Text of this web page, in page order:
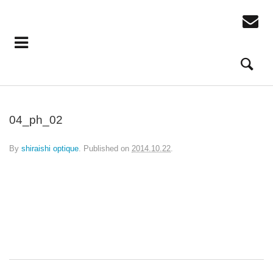
04_ph_02
By shiraishi optique. Published on 2014.10.22.